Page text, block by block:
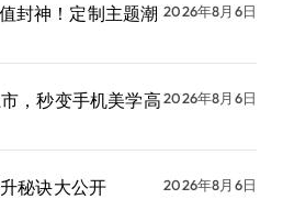
封神！定制主题潮 2026年8月6日
，秒变手机美学高2026年8月6日
秘诀大公开 2026年8月6日